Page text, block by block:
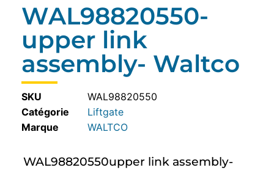
WAL98820550-
upper link
assembly- Waltco
SKU
WAL98820550
Catégorie
Liftgate
WALTCO
WAL98820550upper link assembly-